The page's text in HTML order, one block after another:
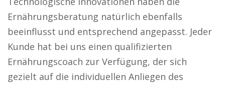
Ernährungsberatung natürlich ebenfalls
beeinflusst und entsprechend angepasst. Jeder
Kunde hat bei uns einen qualifizierten
Ernährungscoach zur Verfügung, der sich
gezielt auf die individuellen Anliegen des